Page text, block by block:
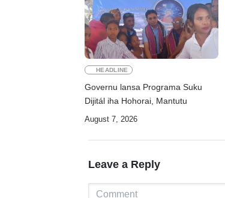
HEADLINE
Governu lansa Programa Suku
Dijitál iha Hohorai, Mantutu
August 7, 2026
Leave a Reply